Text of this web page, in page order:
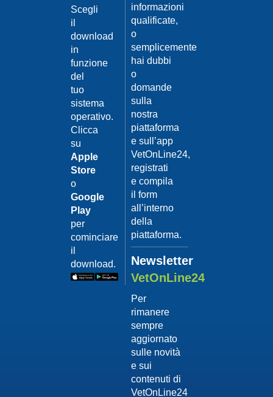
Scegli
il
download
in
funzione
del
tuo
sistema
operativo.
Clicca
su
Apple
Store
o
Google
Play
per
cominciare
il
download.
informazioni
qualificate,
o
semplicemente
hai dubbi
o
domande
sulla
nostra
piattaforma
e sull’app
VetOnLine24,
registrati
e compila
il form
all’interno
della
piattaforma.
Newsletter
VetOnLine24
Per
rimanere
sempre
aggiornato
sulle novità
e sui
contenuti di
VetOnLine24